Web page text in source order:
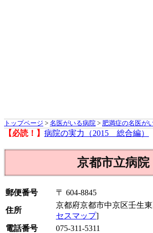
トップページ > 名医がいる病院 > 肥満症の名医が
【必読！】 病院の実力（2015 総合編）
京都市立病院
郵便番号 〒 604-8845
住所
京都府京都市中京区壬生
セスマップ]
電話番号
075-311-5311